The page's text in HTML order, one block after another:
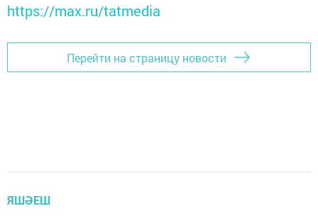
https://max.ru/tatmedia
Перейти на страницу новости
ЯШӘЕШ